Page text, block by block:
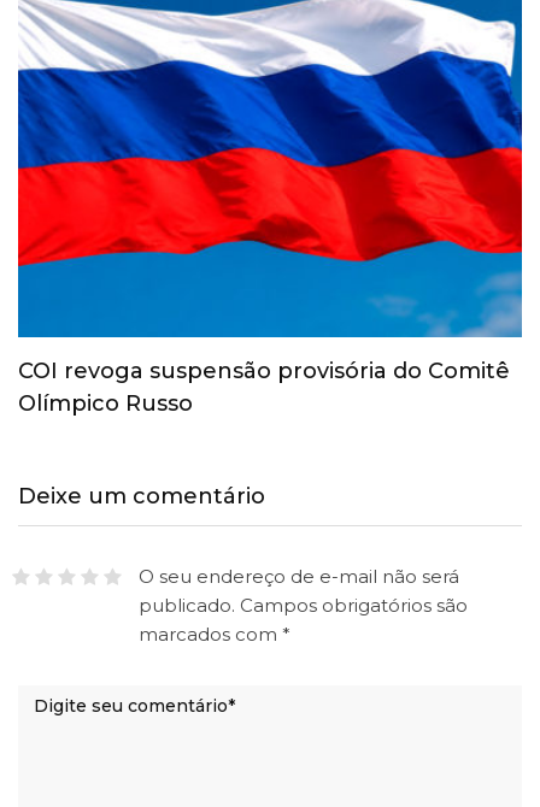
COI revoga suspensão provisória do Comitê
Olímpico Russo
Deixe um comentário
O seu endereço de e-mail não será
publicado. Campos obrigatórios são
marcados com *